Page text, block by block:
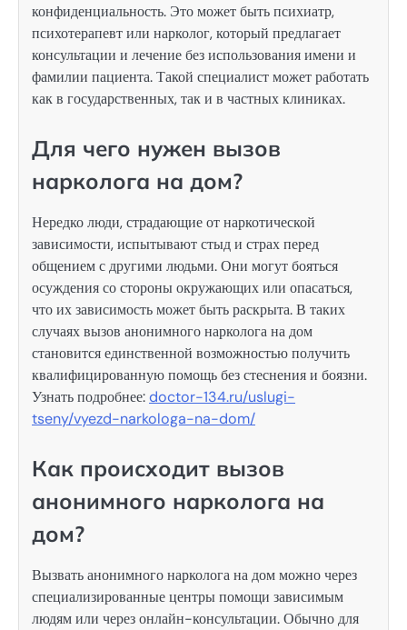
конфиденциальность. Это может быть психиатр,
психотерапевт или нарколог, который предлагает
консультации и лечение без использования имени и
фамилии пациента. Такой специалист может работать
как в государственных, так и в частных клиниках.
Для чего нужен вызов
нарколога на дом?
Нередко люди, страдающие от наркотической
зависимости, испытывают стыд и страх перед
общением с другими людьми. Они могут бояться
осуждения со стороны окружающих или опасаться,
что их зависимость может быть раскрыта. В таких
случаях вызов анонимного нарколога на дом
становится единственной возможностью получить
квалифицированную помощь без стеснения и боязни.
Узнать подробнее:doctor-134.ru/uslugi-
tseny/vyezd-narkologa-na-dom/
Как происходит вызов
анонимного нарколога на
дом?
Вызвать анонимного нарколога на дом можно через
специализированные центры помощи зависимым
людям или через онлайн-консультации. Обычно для